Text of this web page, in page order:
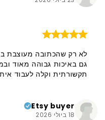
לא רק שהכתובה מעוצבת
גם באיכות גבוהה מאוד
תקשורתית וקלה לעבוד
Etsy buyer
18 ביולי 2026